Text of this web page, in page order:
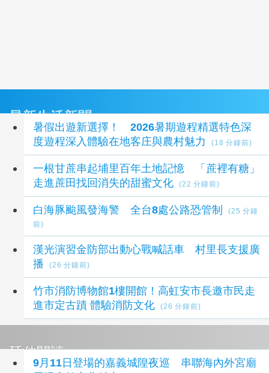
最新生活新聞
暑假出遊新選擇！ 2026暑期遊程精選特色深
度遊程深入體驗在地客庄與農村魅力
(18 分鐘前)
一根甘蔗串起埔里百年土地記憶 「蔗裡有糖」
走進蔗田找回消失的甜蜜文化
(22 分鐘前)
白海豚颱風發海警 全台8處公路恐管制
(25 分鐘
前)
漢光演習金防部出動心戰喊話車 村里長支援廣
播
(26 分鐘前)
竹市消防博物館1樓開館！高虹安市長邀市民走
進市定古蹟 體驗消防文化
(26 分鐘前)
延伸閱讀
9月11日登場的嘉義城隍夜巡 串聯海內外宮廟